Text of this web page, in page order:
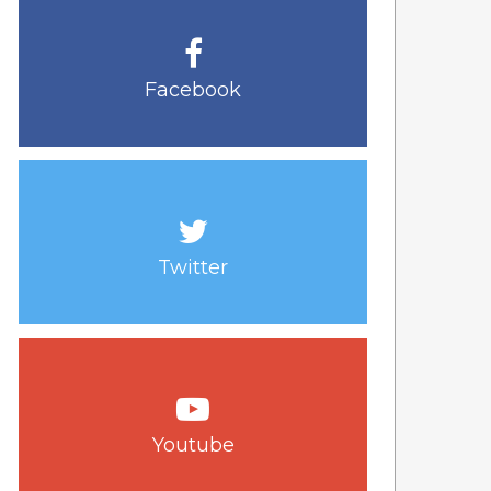
Facebook
Twitter
Youtube